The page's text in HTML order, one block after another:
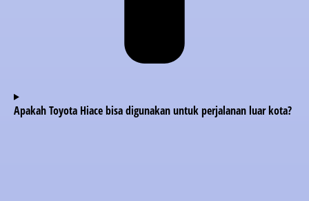
Apakah Toyota Hiace bisa digunakan untuk perjalanan luar kota?